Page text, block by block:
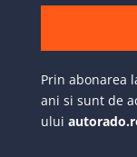
Prin abonarea
ani si sunt de
ului